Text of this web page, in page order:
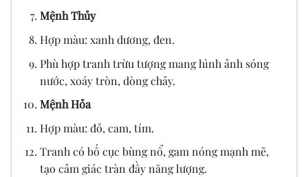
Mệnh Thủy
Hợp màu: xanh dương, đen.
Phù hợp tranh trừu tượng mang hình ảnh sóng
nước, xoáy tròn, dòng chảy.
Mệnh Hỏa
Hợp màu: đỏ, cam, tím.
Tranh có bố cục bùng nổ, gam nóng mạnh mẽ,
tạo cảm giác tràn đầy năng lượng.